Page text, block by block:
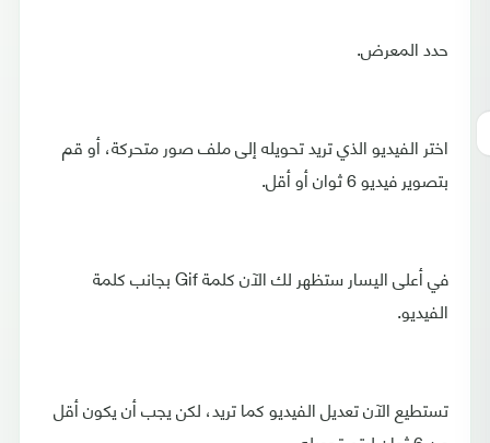
حدد المعرض.
اختر الفيديو الذي تريد تحويله إلى ملف صور متحركة، أو قم
بتصوير فيديو 6 ثوان أو أقل.
في أعلى اليسار ستظهر لك الآن كلمة Gif بجانب كلمة
الفيديو.
تستطيع الآن تعديل الفيديو كما تريد، لكن يجب أن يكون أقل